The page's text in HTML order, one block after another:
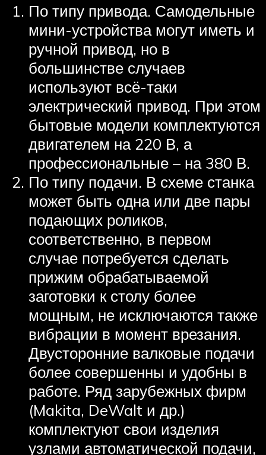
По типу привода. Самодельные
мини-устройства могут иметь и
ручной привод, но в
большинстве случаев
используют всё-таки
электрический привод. При этом
бытовые модели комплектуются
двигателем на 220 В, а
профессиональные – на 380 В.
По типу подачи. В схеме станка
может быть одна или две пары
подающих роликов,
соответственно, в первом
случае потребуется сделать
прижим обрабатываемой
заготовки к столу более
мощным, не исключаются также
вибрации в момент врезания.
Двусторонние валковые подачи
более совершенны и удобны в
работе. Ряд зарубежных фирм
(Makita, DeWalt и др.)
комплектуют свои изделия
узлами автоматической подачи,